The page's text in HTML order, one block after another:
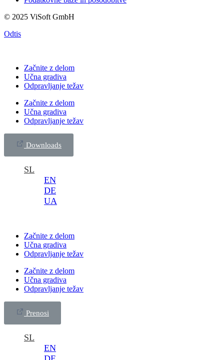
© 2025 ViSoft GmbH
Odtis
Začnite z delom
Učna gradiva
Odpravljanje težav
Začnite z delom
Učna gradiva
Odpravljanje težav
Downloads
SL
EN
DE
UA
Začnite z delom
Učna gradiva
Odpravljanje težav
Začnite z delom
Učna gradiva
Odpravljanje težav
Prenosi
SL
EN